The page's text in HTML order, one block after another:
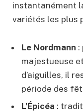
instantanément
variétés les plus
Le Nordmann :
majestueuse
d’aiguilles, il
période des
L’Épicéa :